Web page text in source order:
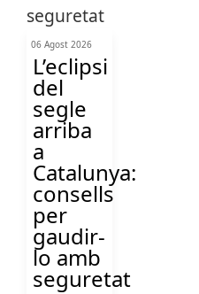
06 Agost 2026
L’eclipsi
del
segle
arriba
a
Catalunya:
consells
per
gaudir-
lo amb
seguretat